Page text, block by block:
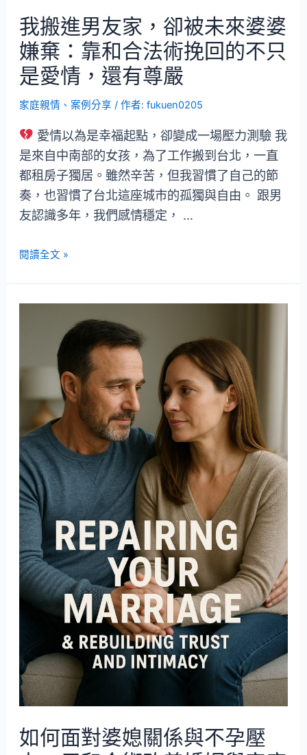
我搬進男友家，卻被未來婆婆
嫌棄：靠和合法術挽回的不只
是愛情，還有尊嚴
家庭親情 、案例分享 / 作者:fukuen0205
愛情以為是幸福起點，卻變成一場壓力測驗 我
是來自中南部的女孩，為了工作搬到台北，一直
都租房子獨居。雖然辛苦，但我習慣了自己的節
奏，也習慣了台北這座城市的孤獨與自由。 跟男
友認識多年，我們感情穩定， …
閱讀全文 »
如何面對婆媳關係與不孕壓